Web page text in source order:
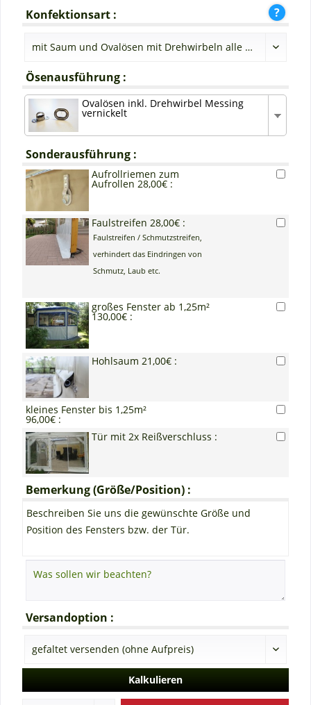
Konfektionsart :
Ösenausführung :
Ovalösen inkl. Drehwirbel Messing
vernickelt
Sonderausführung :
Aufrollriemen zum
Aufrollen 28,00€ :
Faulstreifen 28,00€ :
Faulstreifen / Schmutzstreifen,
verhindert das Eindringen von
Schmutz, Laub etc.
großes Fenster ab 1,25m²
130,00€ :
Hohlsaum 21,00€ :
kleines Fenster bis 1,25m²
96,00€ :
Tür mit 2x Reißverschluss :
Bemerkung (Größe/Position) :
Beschreiben Sie uns die gewünschte Größe und
Position des Fensters bzw. der Tür.
Versandoption :
Kalkulieren